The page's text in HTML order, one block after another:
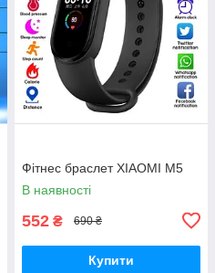
Фітнес браслет XIAOMI M5
В наявності
552 ₴ 690 ₴
Купити